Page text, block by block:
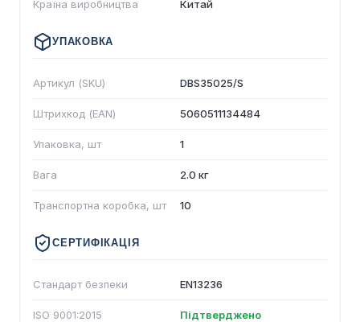
Країна виробництва Китай
УПАКОВКА
Артикул (SKU) DBS35025/S
Штрихкод (EAN) 5060511134484
Упаковка, шт 1
Вага 2.0 кг
Транспортна коробка, шт 10
СЕРТИФІКАЦІЯ
Стандарт безпеки EN13236
ISO 9001:2015 Підтверджено